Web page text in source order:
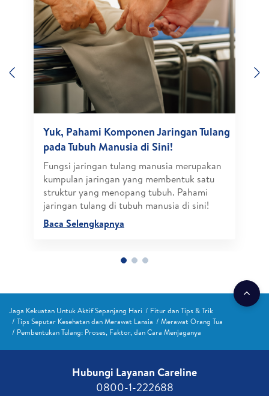
Previous
Yuk, Pahami Komponen Jaringan Tulang
pada Tubuh Manusia di Sini!
Fungsi jaringan tulang manusia merupakan
kumpulan jaringan yang membentuk satu
struktur yang menopang tubuh. Pahami
jaringan tulang di tubuh manusia di sini!
Baca Selengkapnya
Jaga Kekuatan Untuk Aktif Sepanjang Hari
Fitur dan Tips & Trik
Tips Seputar Kesehatan dan Merawat Lansia
Merawat Orang Tua
Pembentukan Tulang: Proses, Faktor, dan Cara Menjaganya
Hubungi Layanan Careline​
0800-1-222688​